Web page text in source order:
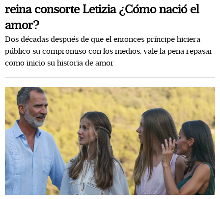
reina consorte Letizia ¿Cómo nació el
amor?
Dos décadas después de que el entonces príncipe hiciera
público su compromiso con los medios, vale la pena repasar
como inicio su historia de amor